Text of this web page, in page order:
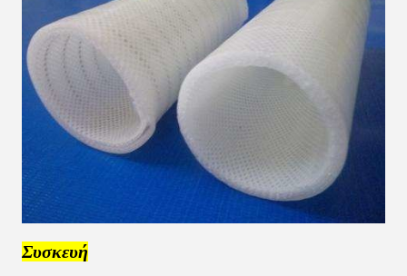
Συσκευή